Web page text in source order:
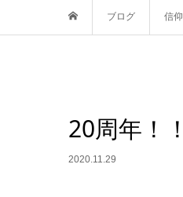
ブログ 信仰
20周年！！
2020.11.29